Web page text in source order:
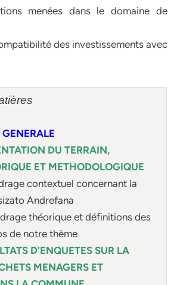
menées dans le domaine de
des investissements avec
DU TERRAIN,
ET METHODOLOGIQUE
contextuel concernant la
Andrefana
théorique et définitions des
de notre thème
D’ENQUETES SUR LA
MENAGERS ET